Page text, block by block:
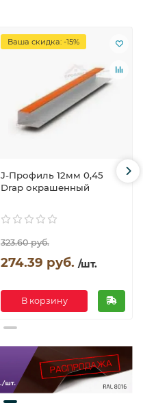
Ваша скидка: -15%
J-Профиль 12мм 0,45
Drap окрашенный
323.60 руб.
274.39 руб. /шт.
В корзину